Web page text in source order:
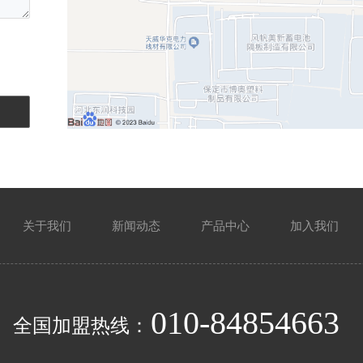
全国加盟热线： 010-84854663
关于我们 新闻动态 产品中心 加入我们